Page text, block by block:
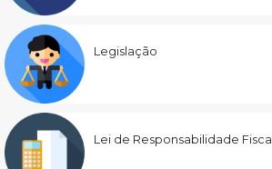
Legislação
Lei de Responsabilidade Fiscal